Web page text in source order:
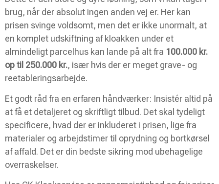
brug, når der absolut ingen anden vej er. Her kan
prisen svinge voldsomt, men det er ikke unormalt, at
en komplet udskiftning af kloakken under et
almindeligt parcelhus kan lande på alt fra 100.000 kr.
op til 250.000 kr., især hvis der er meget grave- og
reetableringsarbejde.
Et godt råd fra en erfaren håndværker: Insistér altid på
at få et detaljeret og skriftligt tilbud. Det skal tydeligt
specificere, hvad der er inkluderet i prisen, lige fra
materialer og arbejdstimer til oprydning og bortkørsel
af affald. Det er din bedste sikring mod ubehagelige
overraskelser.